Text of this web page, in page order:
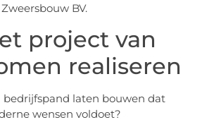
BV.
project van
realiseren
bedrijfspand laten bouwen dat
wensen voldoet?